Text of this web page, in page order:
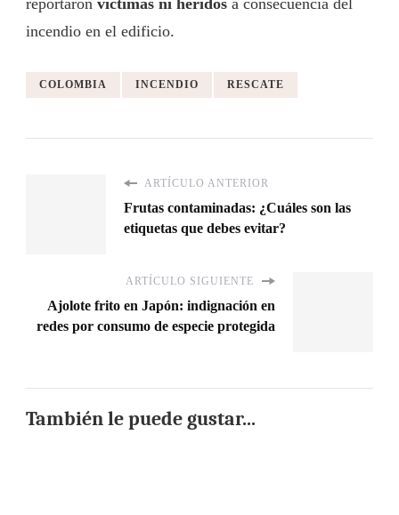
reportaron víctimas ni heridos a consecuencia del
incendio en el edificio.
COLOMBIA INCENDIO RESCATE
ARTÍCULO ANTERIOR
Frutas contaminadas: ¿Cuáles son las
etiquetas que debes evitar?
ARTÍCULO SIGUIENTE
Ajolote frito en Japón: indignación en
redes por consumo de especie protegida
También le puede gustar...